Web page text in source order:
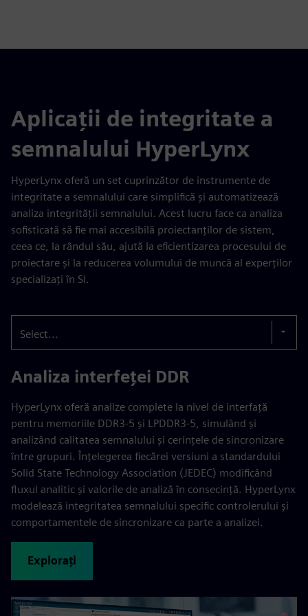
Aplicații de integritate a
semnalului HyperLynx
HyperLynx oferă un set cuprinzător de instrumente de
integritate a semnalului care simplifică și automatizează
analiza integrității semnalului. Acest lucru face ca analiza
sofisticată să fie mai accesibilă proiectanților de sistem,
ceea ce, la rândul său, ajută la eficientizarea procesului de
proiectare și la reducerea volumului de muncă al experților
specializați în SI.
Select...
Analiza interfeței DDR
HyperLynx oferă analize complete la nivel de interfață
pentru memoriile DDR3-5 și LPDDR3-5, simulând și
analizând calitatea semnalului și cerințele de sincronizare
între grupuri. Înțelegerea fiecărei versiuni a standardului
Solid State Technology Association (JEDEC) modificând
fluxul analitic și valorile de analiză în consecință. HyperLynx
modelează integritatea semnalului specific controlerului și
comportamentele de sincronizare ca parte a analizei.
Explorați